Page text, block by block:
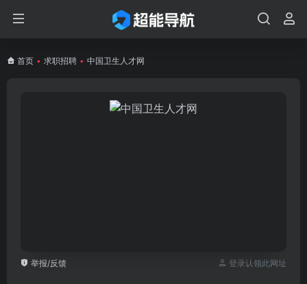
首页 • 求职招聘 • 中国卫生人才网
举报/反馈 登录认领此网址